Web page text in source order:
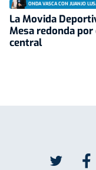
ONDA VASCA CON JUANJO
La Movida
Mesa redonda
central